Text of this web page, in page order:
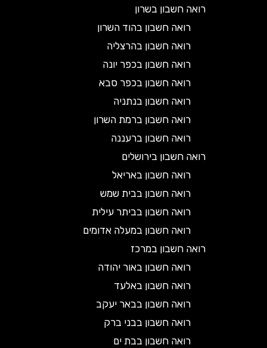
רואה חשבון בשרון
רואה חשבון בהוד השרון
רואה חשבון בהרצליה
רואה חשבון בכפר יונה
רואה חשבון בכפר סבא
רואה חשבון בנתניה
רואה חשבון ברמת השרון
רואה חשבון ברעננה
רואה חשבון בירושלים
רואה חשבון באריאל
רואה חשבון בבית שמש
רואה חשבון בביתר עילית
רואה חשבון במעלה אדומים
רואה חשבון במרכז
רואה חשבון באור יהודה
רואה חשבון באלעד
רואה חשבון בבאר יעקב
רואה חשבון בבני ברק
רואה חשבון בבת ים